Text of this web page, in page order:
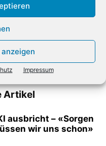
Impressum
Neuausrichtung bestätigt
Artikel
ausbricht – «Sorgen
wir uns schon»